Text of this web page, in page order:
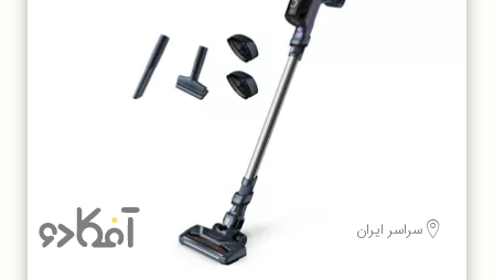
سراسر ایران